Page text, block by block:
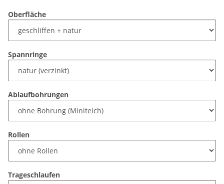
Oberfläche
Spannringe
Ablaufbohrungen
Rollen
Trageschlaufen